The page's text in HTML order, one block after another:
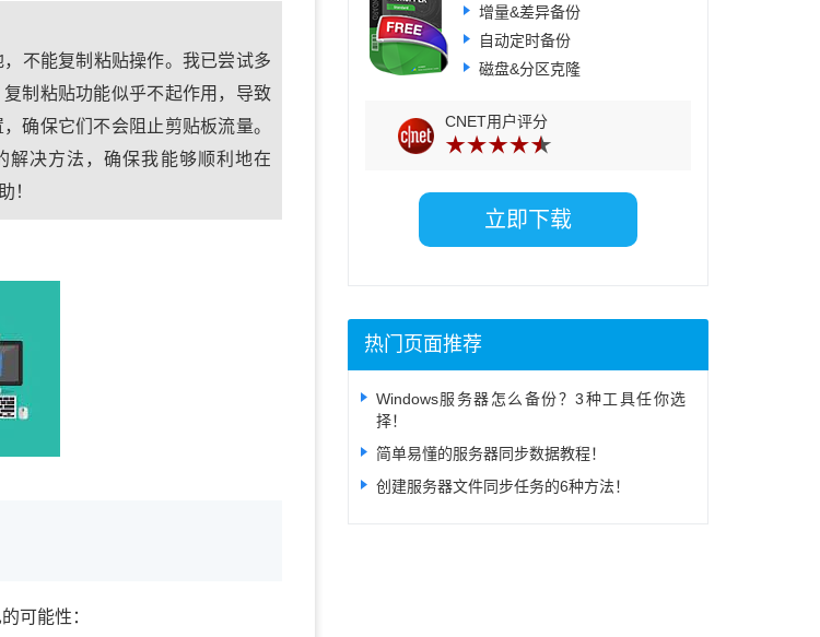
看您所在行业的企业是如何备份数据的，便于您参考、借鉴
不能复制粘贴操作。我已尝试多
制粘贴功能似乎不起作用，导致
确保它们不会阻止剪贴板流量。
决方法，确保我能够顺利地在
！
可能性：
增量&差异备份
自动定时备份
磁盘&分区克隆
CNET用户评分
立即下载
热门页面推荐
Windows服务器怎么备份？3种工具任你选
择！
简单易懂的服务器同步数据教程！
创建服务器文件同步任务的6种方法！